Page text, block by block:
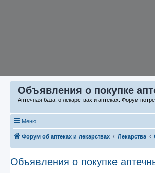
Объявления о покупке
Аптечная база: о лекарствах и аптеках. Форум
Меню
Форум об аптеках и лекарствах Лекарства
Объявления о покупке